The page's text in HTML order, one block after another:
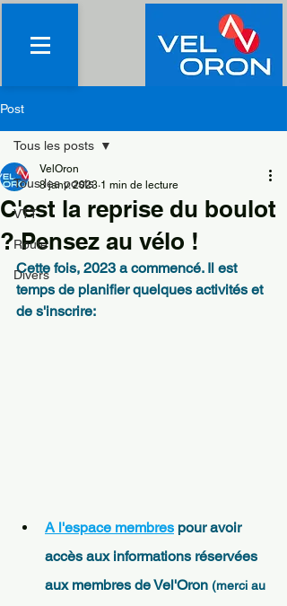
Post
Tous les posts
VTT
Route
Divers
Tous les posts
C'est la reprise du boulot
? Pensez au vélo !
VelOron
8 janv. 2023 1 min de lecture
Cette fois, 2023 a commencé. Il est
temps de planifier quelques activités et
de s'inscrire:
A l'espace membres pour avoir
accès aux informations réservées
aux membres de Vel'Oron (merci au